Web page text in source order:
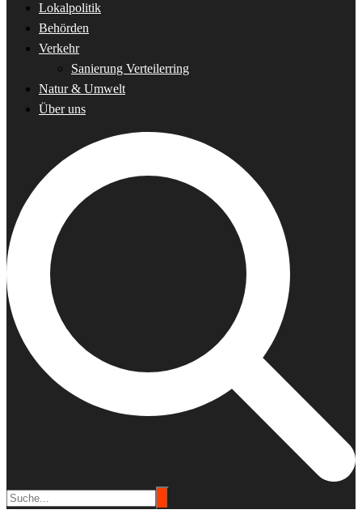
Lokalpolitik
Behörden
Verkehr
Sanierung Verteilerring
Natur & Umwelt
Über uns